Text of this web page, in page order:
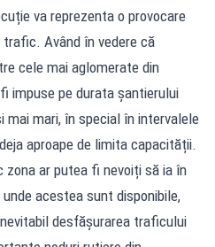
va reprezenta o provocare
Având în vedere că
cele mai aglomerate din
impuse pe durata șantierului
mai mari, în special în intervalele
aproape de limita capacității.
ar putea fi nevoiți să ia în
acestea sunt disponibile,
desfășurarea traficului